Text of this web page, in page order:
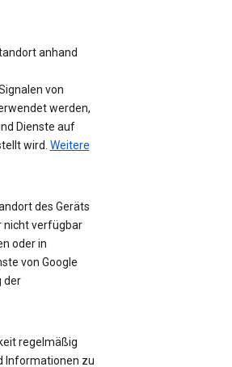
anhand
von
werden,
Dienste auf
wird. Weitere
des Geräts
nicht verfügbar
oder in
von Google
der
regelmäßig
Informationen zu